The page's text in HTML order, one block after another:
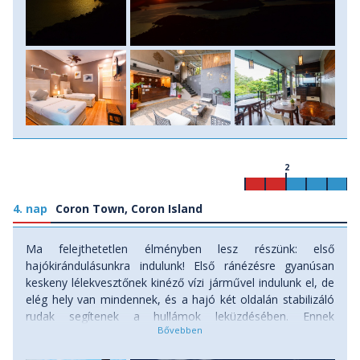
4. nap Coron Town, Coron Island
2
Ma felejthetetlen élményben lesz részünk: első
hajókirándulásunkra indulunk! Első ránézésre gyanúsan
keskeny lélekvesztőnek kinéző vízi járművel indulunk el, de
elég hely van mindennek, és a hajó két oldalán stabilizáló
rudak segítenek a hullámok leküzdésében. Ennek
köszönhetően minimális a tengeribetegség esélye. Fel kell